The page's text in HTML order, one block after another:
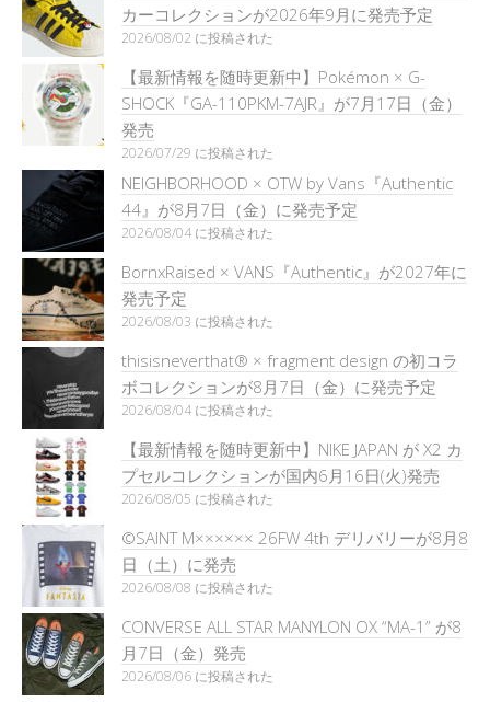
カーコレクションが2026年9月に発売予定
2026/08/02 に投稿された
【最新情報を随時更新中】Pokémon × G-
SHOCK『GA-110PKM-7AJR』が7月17日（金）
発売
2026/07/29 に投稿された
NEIGHBORHOOD × OTW by Vans『Authentic
44』が8月7日（金）に発売予定
2026/08/04 に投稿された
BornxRaised × VANS『Authentic』が2027年に
発売予定
2026/08/03 に投稿された
thisisneverthat® × fragment design の初コラ
ボコレクションが8月7日（金）に発売予定
2026/08/04 に投稿された
【最新情報を随時更新中】NIKE JAPAN が X2 カ
プセルコレクションが国内6月16日(火)発売
2026/08/05 に投稿された
©SAINT M×××××× 26FW 4th デリバリーが8月8
日（土）に発売
2026/08/08 に投稿された
CONVERSE ALL STAR MANYLON OX “MA-1” が8
月7日（金）発売
2026/08/06 に投稿された